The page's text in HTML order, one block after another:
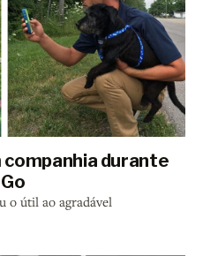
companhia durante
o útil ao agradável